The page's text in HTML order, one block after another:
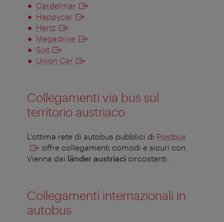
Cardelmar
Happycar
Hertz
Megadrive
Sixt
Union Car
Collegamenti via bus sul
territorio austriaco
L'ottima rete di autobus pubblici di Postbus
offre collegamenti comodi e sicuri con
Vienna dai länder austriaci circostanti.
Collegamenti internazionali in
autobus